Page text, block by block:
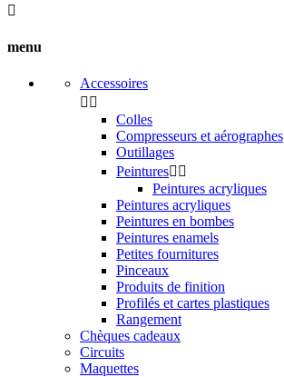

menu
Accessoires
 
Colles
Compresseurs et aérographes
Outillages
Peintures 
Peintures acryliques
Peintures acryliques
Peintures en bombes
Peintures enamels
Petites fournitures
Pinceaux
Produits de finition
Profilés et cartes plastiques
Rangement
Chèques cadeaux
Circuits
Maquettes